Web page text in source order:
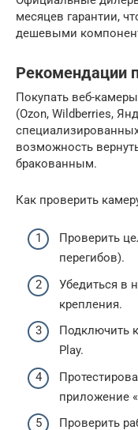
месяцев гарантии,
дешевыми
Рекомендации
Покупать веб-
(Ozon, Wildberries,
возможность
бракованным.
Как проверить
Проверить
перегибов).
Убедиться в
крепления.
Подключить
Play.
приложение
Проверить